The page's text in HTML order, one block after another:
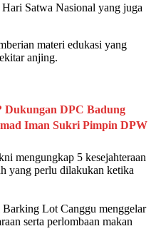
Hari Satwa Nasional yang juga
materi edukasi yang
anjing.
Dukungan DPC Badung
Iman Sukri Pimpin DPW
mengungkap 5 kesejahteraan
yang perlu dilakukan ketika
Lot Canggu menggelar
serta perlombaan makan